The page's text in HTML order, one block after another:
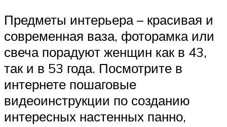
Предметы интерьера – красивая и
современная ваза, фоторамка или
свеча порадуют женщин как в 43,
так и в 53 года. Посмотрите в
интернете пошаговые
видеоинструкции по созданию
интересных настенных панно,